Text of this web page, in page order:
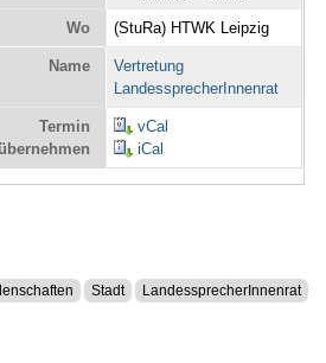
Wo (StuRa) HTWK Leipzig
Name
Vertretung
LandessprecherInnenrat
Termin
übernehmen
vCal
iCal
Stadt LandessprecherInnenrat